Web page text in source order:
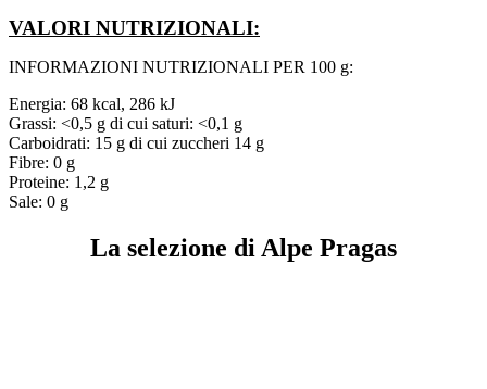
VALORI NUTRIZIONALI:
INFORMAZIONI NUTRIZIONALI PER 100 g:
Energia: 68 kcal, 286 kJ
Grassi: <0,5 g di cui saturi: <0,1 g
Carboidrati: 15 g di cui zuccheri 14 g
Fibre: 0 g
Proteine: 1,2 g
Sale: 0 g
La selezione di Alpe Pragas